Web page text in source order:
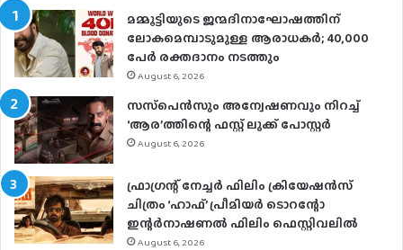
മമ്മൂട്ടിയുടെ ജന്മദിനാഘോഷത്തിന്
ലോകമെമ്പാടുമുള്ള ആരാധകര്‍; 40,000
പേര്‍ രക്തദാനം നടത്തും
August 6, 2026
സസ്‌പെന്‍സും അന്വേഷണവും നിറച്ച്
‘ആര’ത്തിന്റെ ഫസ്റ്റ് ലുക്ക് പോസ്റ്റര്‍
August 6, 2026
ഫ്രാഗ്രന്റ് നേച്ചര്‍ ഫിലിം ക്രിയേഷന്‍സ്
ചിത്രം ‘ഹാഫ്’ പ്രീമിയര്‍ ടൊറന്റോ
ഇന്റര്‍നാഷണല്‍ ഫിലിം ഫെസ്റ്റിവലില്‍
August 6, 2026